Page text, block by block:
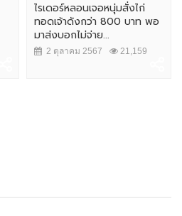
ไรเดอร์หลอนเจอหนุ่มสั่งไก่
ทอดเจ้าดังกว่า 800 บาท พอ
มาส่งบอกไม่จ่าย...
2 ตุลาคม 2567 21,159